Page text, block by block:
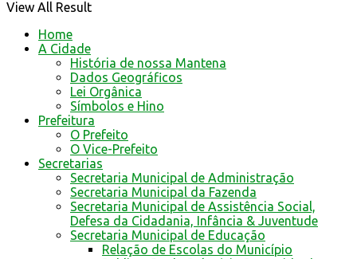
View All Result
Home
A Cidade
História de nossa Mantena
Dados Geográficos
Lei Orgânica
Símbolos e Hino
Prefeitura
O Prefeito
O Vice-Prefeito
Secretarias
Secretaria Municipal de Administração
Secretaria Municipal da Fazenda
Secretaria Municipal de Assistência Social,
Defesa da Cidadania, Infância & Juventude
Secretaria Municipal de Educação
Relação de Escolas do Município